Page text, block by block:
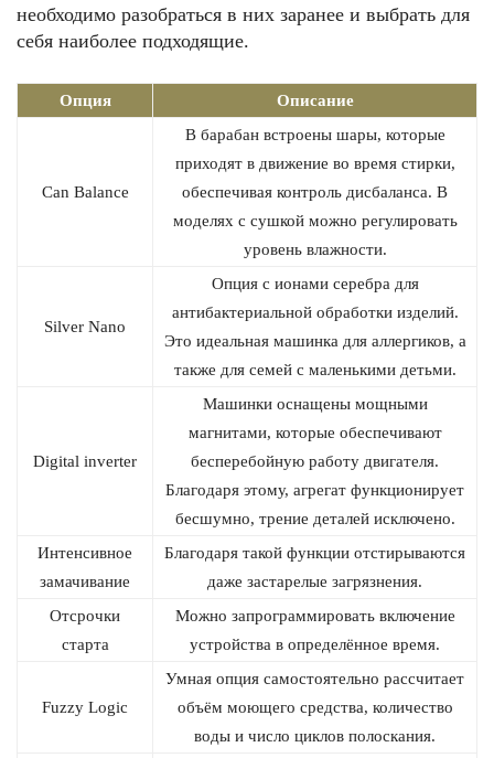
необходимо разобраться в них заранее и выбрать для
себя наиболее подходящие.
Опция Описание
Can Balance
В барабан встроены шары, которые
приходят в движение во время стирки,
обеспечивая контроль дисбаланса. В
моделях с сушкой можно регулировать
уровень влажности.
Silver Nano
Опция с ионами серебра для
антибактериальной обработки изделий.
Это идеальная машинка для аллергиков, а
также для семей с маленькими детьми.
Digital inverter
Машинки оснащены мощными
магнитами, которые обеспечивают
бесперебойную работу двигателя.
Благодаря этому, агрегат функционирует
бесшумно, трение деталей исключено.
Интенсивное
замачивание
Благодаря такой функции отстирываются
даже застарелые загрязнения.
Отсрочки
старта
Можно запрограммировать включение
устройства в определённое время.
Fuzzy Logic
Умная опция самостоятельно рассчитает
объём моющего средства, количество
воды и число циклов полоскания.